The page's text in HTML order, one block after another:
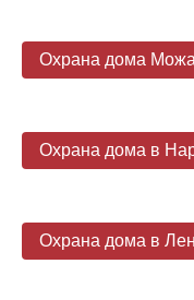
Охрана дома
Охрана дома в
Охрана дома в